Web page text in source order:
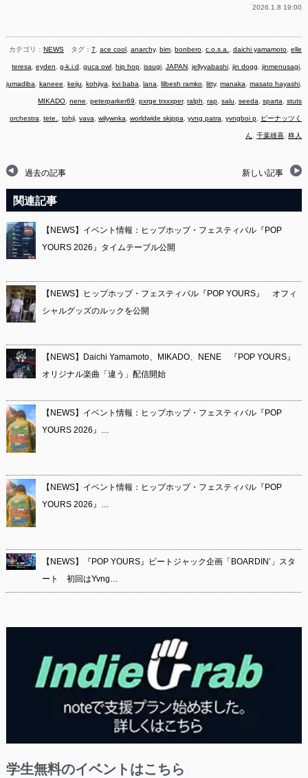
2026.1.8 19:00
カテゴリ：NEWS タグ：7 ,ace cool ,anarchy,bim ,bonbero ,c.o.s.a. ,daichi yamamoto ,elle
teresa ,eyden ,g-k.i.d ,guca owl ,hip hop ,issugi ,JAPAN ,jellyyabashi ,jin dogg ,jinmenusagi
jumadiba ,kaneee ,keiju ,kohjiya ,kvi baba ,lana ,lilbesh ramko ,litty,manaka ,masato hayashi
MIKADO ,nene ,peterparker69 ,pxrge trxxxper,ralph ,rap ,salu ,seeda ,sparta ,stuts
orchestra ,tete. ,tohji ,vava ,wilywnka ,worldwide skippa ,yvng patra ,yvngboi p ピーナッツく
ん ,千葉雄喜 ,柊人
過去の記事 新しい記事
関連記事
【NEWS】イベント情報：ヒップホップ・フェスティバル『POP
YOURS 2026』タイムテーブル公開
【NEWS】ヒップホップ・フェスティバル『POP YOURS』 オフィ
シャルグッズのルックを公開
【NEWS】Daichi Yamamoto、MIKADO、NENE 『POP YOURS』
オリジナル楽曲「違う」配信開始
【NEWS】イベント情報：ヒップホップ・フェスティバル『POP
YOURS 2026』…
【NEWS】イベント情報：ヒップホップ・フェスティバル『POP
YOURS 2026』…
【NEWS】『POP YOURS』ビートジャック企画「BOARDIN’」スタ
ート 初回はYvng…
学生無料のイベントはこちら